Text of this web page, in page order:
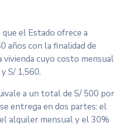
el Estado ofrece a
años con la finalidad de
cuyo costo mensual
S/ 1,560.
a un total de S/ 500 por
entrega en dos partes: el
alquiler mensual y el 30%